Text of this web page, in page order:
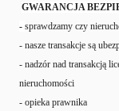
GWARANCJA
- sprawdzamy czy
- nasze transakcje są
- nadzór nad transakcją
nieruchomości
- opieka prawnika